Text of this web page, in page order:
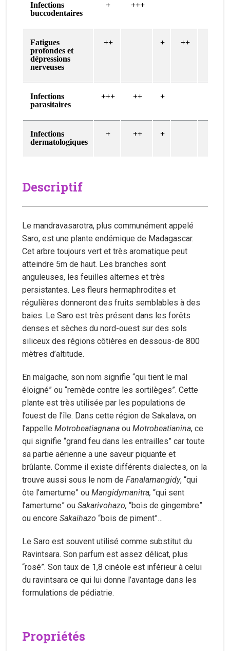
Infections
buccodentaires
+ +++
Fatigues
profondes et
dépressions
nerveuses
++ + ++
Infections
parasitaires
+++ ++ +
Infections
dermatologiques
+ ++ +
Descriptif
Le mandravasarotra, plus communément appelé
Saro, est une plante endémique de Madagascar.
Cet arbre toujours vert et très aromatique peut
atteindre 5m de haut. Les branches sont
anguleuses, les feuilles alternes et très
persistantes. Les fleurs hermaphrodites et
régulières donneront des fruits semblables à des
baies. Le Saro est très présent dans les forêts
denses et sèches du nord-ouest sur des sols
siliceux des régions côtières en dessous-de 800
mètres d’altitude.
En malgache, son nom signifie “qui tient le mal
éloigné” ou “remède contre les sortilèges”. Cette
plante est très utilisée par les populations de
l’ouest de l’île. Dans cette région de Sakalava, on
l’appelleMotrobeatiagnana ouMotrobeatianina, ce
qui signifie “grand feu dans les entrailles” car toute
sa partie aérienne a une saveur piquante et
brûlante. Comme il existe différents dialectes, on la
trouve aussi sous le nom deFanalamangidy, “qui
ôte l’amertume” ouMangidymanitra, “qui sent
l’amertume” ouSakarivohazo, “bois de gingembre”
ou encoreSakaihazo “bois de piment”…
Le Saro est souvent utilisé comme substitut du
Ravintsara. Son parfum est assez délicat, plus
“rosé”. Son taux de 1,8 cinéole est inférieur à celui
du ravintsara ce qui lui donne l’avantage dans les
formulations de pédiatrie.
Propriétés